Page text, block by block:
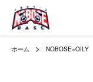
ホーム NOBOSE×OILY